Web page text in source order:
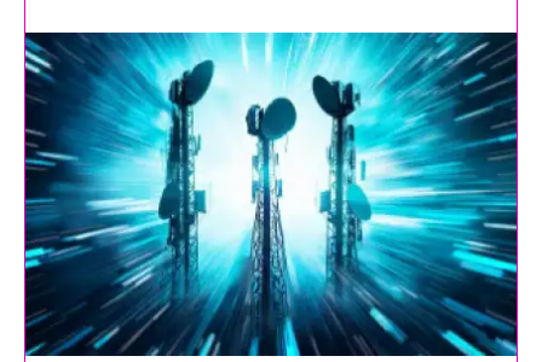
la
publication :